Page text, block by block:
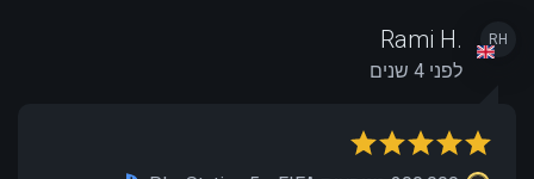
RH
Rami H.
לפני 4 שנים